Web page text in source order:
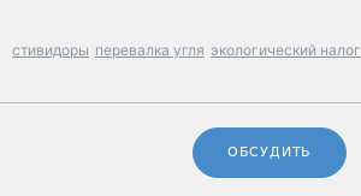
стивидоры перевалка угля экологический налог
ОБСУДИТЬ